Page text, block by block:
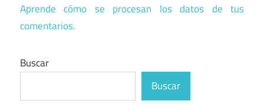
Aprende cómo se procesan los datos de tus
comentarios.
Buscar
Buscar